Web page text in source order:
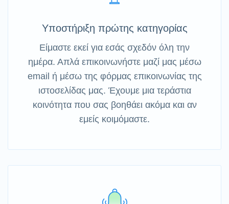
Υποστήριξη πρώτης κατηγορίας
Είμαστε εκεί για εσάς σχεδόν όλη την
ημέρα. Απλά επικοινωνήστε μαζί μας μέσω
email ή μέσω της φόρμας επικοινωνίας της
ιστοσελίδας μας. Έχουμε μια τεράστια
κοινότητα που σας βοηθάει ακόμα και αν
εμείς κοιμόμαστε.